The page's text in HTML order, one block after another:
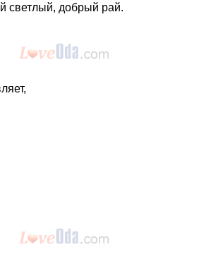
светлый, добрый рай.